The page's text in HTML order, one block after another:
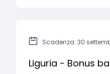
Scadenza: 30
Liguria - Bonus